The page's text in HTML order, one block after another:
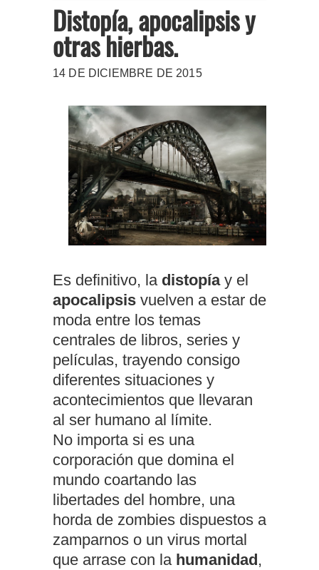
Distopía, apocalipsis y
otras hierbas.
14 DE DICIEMBRE DE 2015
Es definitivo, la distopíay el
apocalipsis vuelven a estar de
moda entre los temas
centrales de libros, series y
películas, trayendo consigo
diferentes situaciones y
acontecimientos que llevaran
al ser humano al límite.
No importa si es una
corporación que domina el
mundo coartando las
libertades del hombre, una
horda de zombies dispuestos a
zamparnos o un virus mortal
que arrase con la humanidad ,